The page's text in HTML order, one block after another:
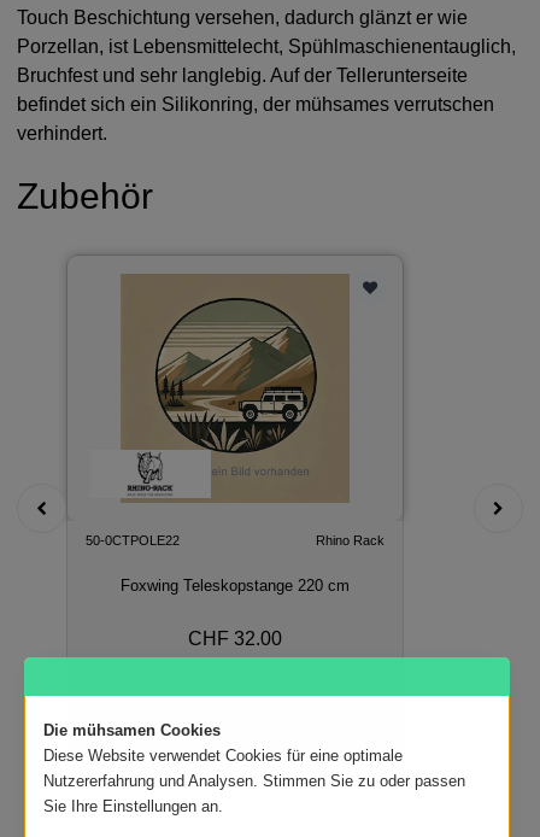
Touch Beschichtung versehen, dadurch glänzt er wie
Porzellan, ist Lebensmittelecht, Spühlmaschienentauglich,
Bruchfest und sehr langlebig. Auf der Tellerunterseite
befindet sich ein Silikonring, der mühsames verrutschen
verhindert.
Zubehör
50-0CTPOLE22 Rhino Rack
Foxwing Teleskopstange 220 cm
CHF 32.00
Die mühsamen Cookies
Diese Website verwendet Cookies für eine optimale
Nutzererfahrung und Analysen. Stimmen Sie zu oder passen
Sie Ihre Einstellungen an.